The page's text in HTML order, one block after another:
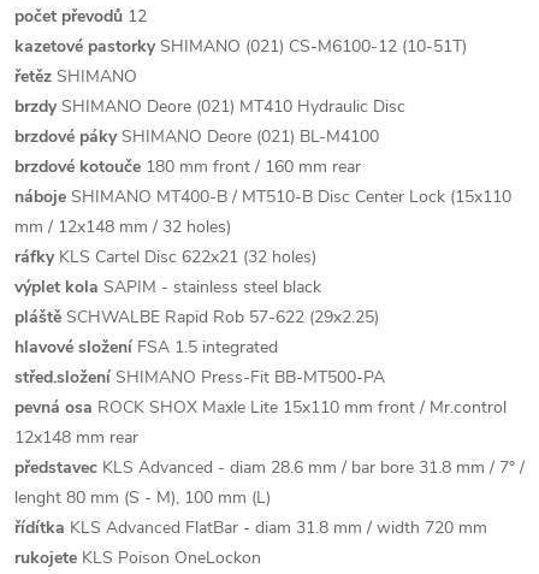
počet převodů 12
kazetové pastorkySHIMANO (021) CS-M6100-12 (10-51T)
řetěz SHIMANO
brzdySHIMANO Deore (021) MT410 Hydraulic Disc
brzdové pákySHIMANO Deore (021) BL-M4100
brzdové kotouče 180 mm front / 160 mm rear
náboje SHIMANO MT400-B / MT510-B Disc Center Lock (15x110
mm / 12x148 mm / 32 holes)
ráfkyKLS Cartel Disc 622x21 (32 holes)
výplet kola SAPIM - stainless steel black
pláště SCHWALBE Rapid Rob 57-622 (29x2.25)
hlavové složení FSA 1.5 integrated
střed.složení SHIMANO Press-Fit BB-MT500-PA
pevná osa ROCK SHOX Maxle Lite 15x110 mm front / Mr.control
12x148 mm rear
představec KLS Advanced - diam 28.6 mm / bar bore 31.8 mm / 7° /
lenght 80 mm (S - M), 100 mm (L)
řídítka KLS Advanced FlatBar - diam 31.8 mm / width 720 mm
rukojete KLS Poison OneLockon